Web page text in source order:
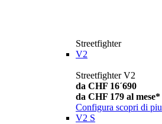
Streetfighter
V2
Streetfighter V2
da CHF 16´690
da CHF 179 al mese*
Configura scopri di piu
V2 S